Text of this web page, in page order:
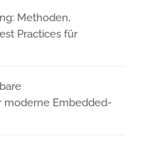
Methoden,
Practices für
moderne Embedded-